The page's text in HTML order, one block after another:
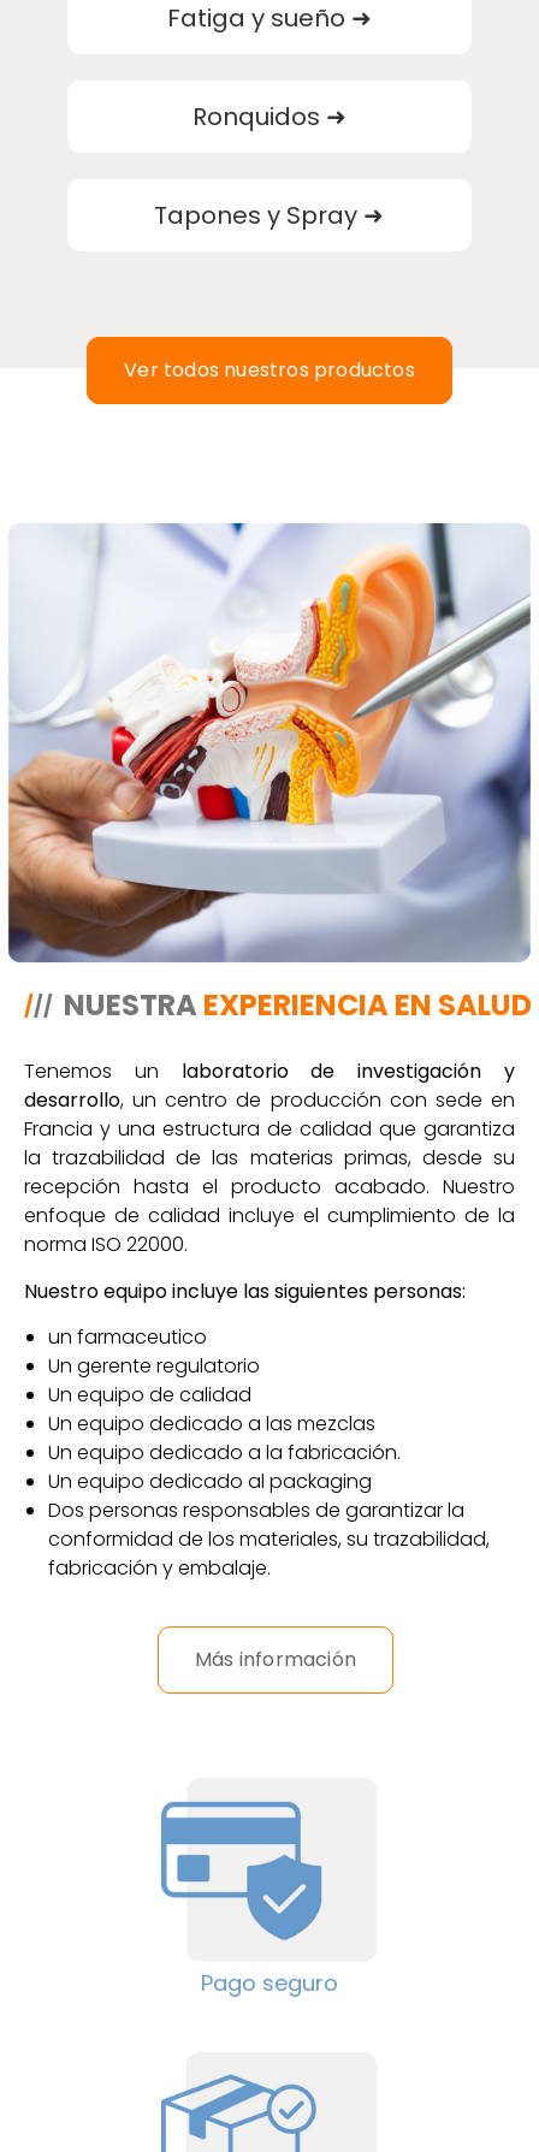
Fatiga y sueño ➜
Ronquidos ➜
Tapones y Spray ➜
Ver todos nuestros productos
/// NUESTRA EXPERIENCIA EN SALUD
Tenemos un laboratorio de investigación y
desarrollo, un centro de producción con sede en
Francia y una estructura de calidad que garantiza
la trazabilidad de las materias primas, desde su
recepción hasta el producto acabado. Nuestro
enfoque de calidad incluye el cumplimiento de la
norma ISO 22000.
Nuestro equipo incluye las siguientes personas:
un farmaceutico
Un gerente regulatorio
Un equipo de calidad
Un equipo dedicado a las mezclas
Un equipo dedicado a la fabricación.
Un equipo dedicado al packaging
Dos personas responsables de garantizar la
conformidad de los materiales, su trazabilidad,
fabricación y embalaje.
Más información
Pago seguro